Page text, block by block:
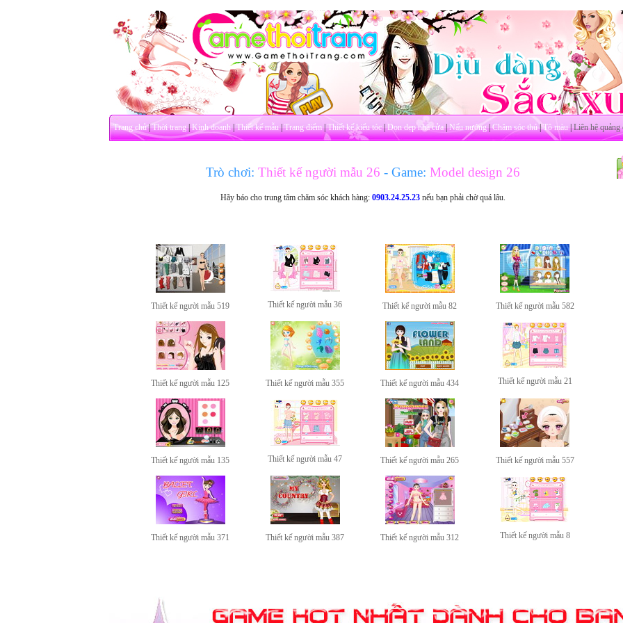
Trang chủ|Thời trang|Kinh doanh|Thiết kế mẫu|Trang điểm|Thiết kế kiểu tóc|Dọn dẹp nhà cửa|Nấu nướng|Chăm sóc thú|Tô màu|Liên hệ quảng
Trò chơi: Thiết kế người mẫu 26 - Game: Model design 26
Hãy báo cho trung tâm chăm sóc khách hàng: 0903.24.25.23nếu bạn phải chờ quá lâu.
Thiết kế người mẫu 519 Thiết kế người mẫu 36 Thiết kế người mẫu 82 Thiết kế người mẫu 582
Thiết kế người mẫu 125 Thiết kế người mẫu 355 Thiết kế người mẫu 434 Thiết kế người mẫu 21
Thiết kế người mẫu 135 Thiết kế người mẫu 47 Thiết kế người mẫu 265 Thiết kế người mẫu 557
Thiết kế người mẫu 371 Thiết kế người mẫu 387 Thiết kế người mẫu 312 Thiết kế người mẫu 8